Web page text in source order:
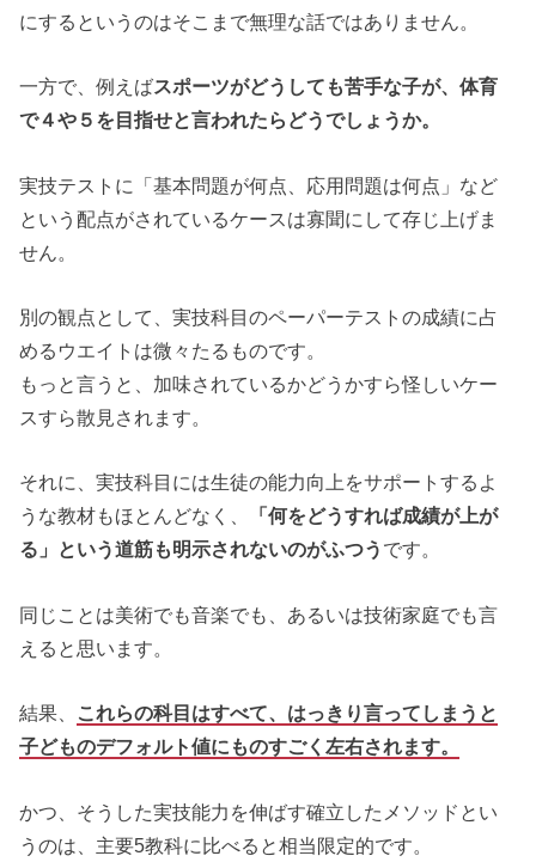
にするというのはそこまで無理な話ではありません。
一方で、例えばスポーツがどうしても苦手な子が、体育
で４や５を目指せと言われたらどうでしょうか。
実技テストに「基本問題が何点、応用問題は何点」など
という配点がされているケースは寡聞にして存じ上げま
せん。
別の観点として、実技科目のペーパーテストの成績に占
めるウエイトは微々たるものです。
もっと言うと、加味されているかどうかすら怪しいケー
スすら散見されます。
それに、実技科目には生徒の能力向上をサポートするよ
うな教材もほとんどなく、
「何をどうすれば成績が上が
る」という道筋も明示されないのがふつう です。
同じことは美術でも音楽でも、あるいは技術家庭でも言
えると思います。
結果、 これらの科目はすべて、はっきり言ってしまうと
子どものデフォルト値にものすごく左右されます。
かつ、そうした実技能力を伸ばす確立したメソッドとい
うのは、主要5教科に比べると相当限定的です。